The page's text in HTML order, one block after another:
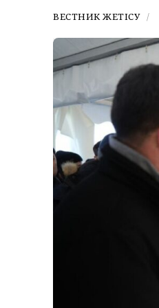
ВЕСТНИК ЖЕТІСУ